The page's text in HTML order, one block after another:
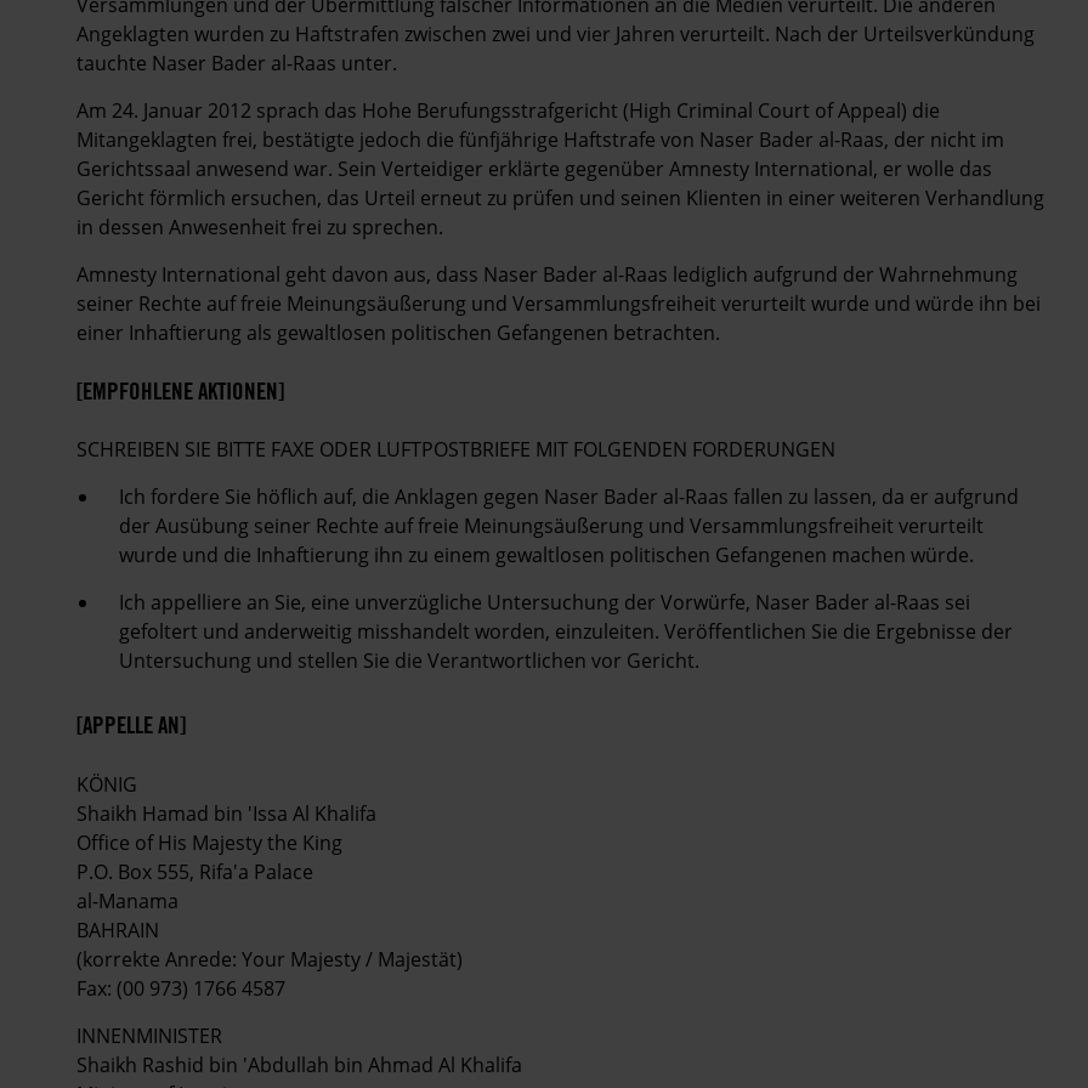
Angeklagten wurden zu Haftstrafen zwischen zwei und vier Jahren verurteilt. Nach der Urteilsverkündung
tauchte Naser Bader al-Raas unter.
Am 24. Januar 2012 sprach das Hohe Berufungsstrafgericht (High Criminal Court of Appeal) die
Mitangeklagten frei, bestätigte jedoch die fünfjährige Haftstrafe von Naser Bader al-Raas, der nicht im
Gerichtssaal anwesend war. Sein Verteidiger erklärte gegenüber Amnesty International, er wolle das
Gericht förmlich ersuchen, das Urteil erneut zu prüfen und seinen Klienten in einer weiteren Verhandlung
in dessen Anwesenheit frei zu sprechen.
Amnesty International geht davon aus, dass Naser Bader al-Raas lediglich aufgrund der Wahrnehmung
seiner Rechte auf freie Meinungsäußerung und Versammlungsfreiheit verurteilt wurde und würde ihn bei
einer Inhaftierung als gewaltlosen politischen Gefangenen betrachten.
[EMPFOHLENE AKTIONEN]
SCHREIBEN SIE BITTE FAXE ODER LUFTPOSTBRIEFE MIT FOLGENDEN FORDERUNGEN
Ich fordere Sie höflich auf, die Anklagen gegen Naser Bader al-Raas fallen zu lassen, da er aufgrund
der Ausübung seiner Rechte auf freie Meinungsäußerung und Versammlungsfreiheit verurteilt
wurde und die Inhaftierung ihn zu einem gewaltlosen politischen Gefangenen machen würde.
Ich appelliere an Sie, eine unverzügliche Untersuchung der Vorwürfe, Naser Bader al-Raas sei
gefoltert und anderweitig misshandelt worden, einzuleiten. Veröffentlichen Sie die Ergebnisse der
Untersuchung und stellen Sie die Verantwortlichen vor Gericht.
[APPELLE AN]
KÖNIG
Shaikh Hamad bin 'Issa Al Khalifa
Office of His Majesty the King
P.O. Box 555, Rifa'a Palace
al-Manama
BAHRAIN
(korrekte Anrede: Your Majesty / Majestät)
Fax: (00 973) 1766 4587
INNENMINISTER
Shaikh Rashid bin 'Abdullah bin Ahmad Al Khalifa